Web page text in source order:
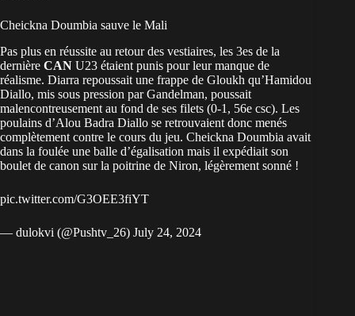
Cheickna Doumbia sauve le Mali
Pas plus en réussite au retour des vestiaires, les 3es de la
dernière CAN U23 étaient punis pour leur manque de
réalisme. Diarra repoussait une frappe de Gloukh qu’Hamidou
Diallo, mis sous pression par Gandelman, poussait
malencontreusement au fond de ses filets (0-1, 56e csc). Les
poulains d’Alou Badra Diallo se retrouvaient donc menés
complètement contre le cours du jeu. Cheickna Doumbia avait
dans la foulée une balle d’égalisation mais il expédiait son
boulet de canon sur la poitrine de Niron, légèrement sonné !
pic.twitter.com/G3OEE3fiYT
— dulokvi (@Pushtv_26) July 24, 2024